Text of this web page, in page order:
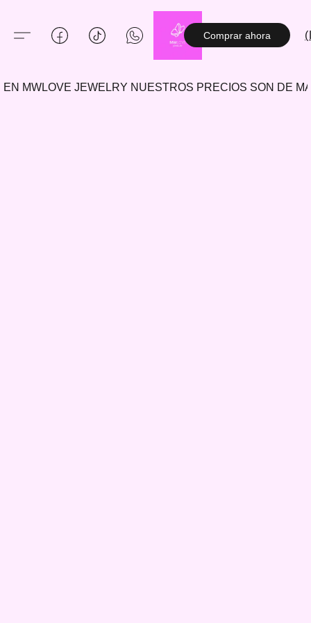
Comprar ahora
EN MWLOVE JEWELRY NUESTROS PRECIOS SON DE